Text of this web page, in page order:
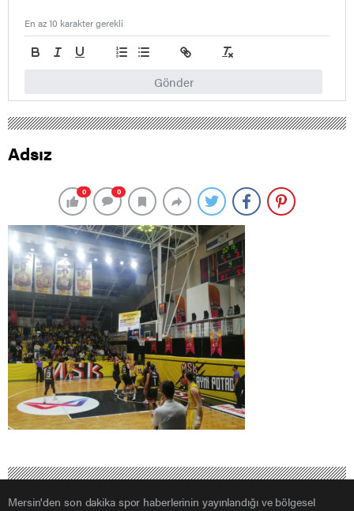
Gönder
En az 10 karakter gerekli
Adsız
0 0
Mersin'den son dakika spor haberlerinin yayınlandığı ve bölgesel